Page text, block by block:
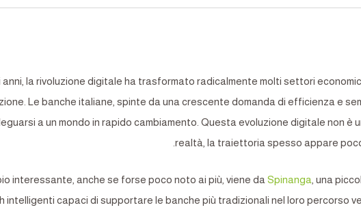
anni, la rivoluzione digitale ha trasformato radicalmente molti settori
Le banche italiane, spinte da una crescente domanda di efficienza e
a un mondo in rapido cambiamento. Questa evoluzione digitale non è
realtà, la traiettoria spesso appare
interessante, anche se forse poco noto ai più, viene da Spinanga , una
intelligenti capaci di supportare le banche più tradizionali nel loro percorso